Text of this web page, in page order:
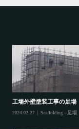
工場外壁塗装工事の足場
2024.02.27 Scaffolding - 足場